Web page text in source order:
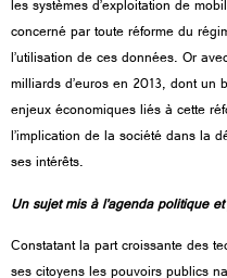
les systèmes d’exploitation de
concerné par toute réforme du
l’utilisation de ces données. Or
milliards d’euros en 2013, dont
enjeux économiques liés à cette
l’implication de la société dans la
ses intérêts.
Un sujet mis à l’agenda politique
Constatant la part croissante des